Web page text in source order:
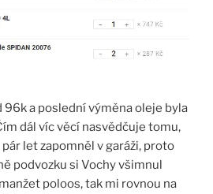
96k a poslední výměna oleje byla
dál víc věcí nasvědčuje tomu,
let zapomněl v garáži, proto
podvozku si Vochy všimnul
poloos, tak mi rovnou na